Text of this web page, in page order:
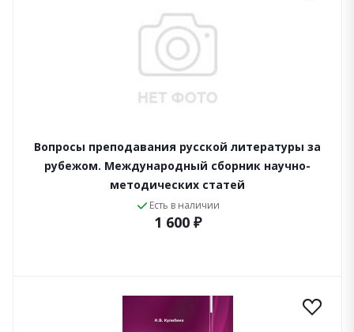
Вопросы преподавания русской литературы за
рубежом. Международный сборник научно-
методических статей
Есть в наличии
1 600 ₽